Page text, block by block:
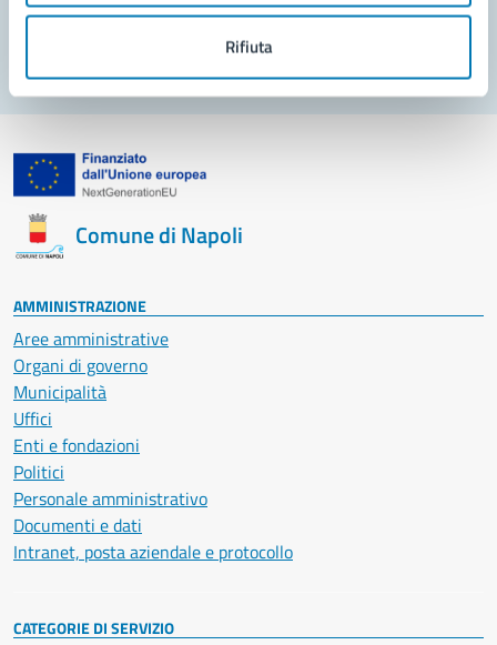
Rifiuta
Segnala disservizio
Comune di Napoli
AMMINISTRAZIONE
Aree amministrative
Organi di governo
Municipalità
Uffici
Enti e fondazioni
Politici
Personale amministrativo
Documenti e dati
Intranet, posta aziendale e protocollo
CATEGORIE DI SERVIZIO